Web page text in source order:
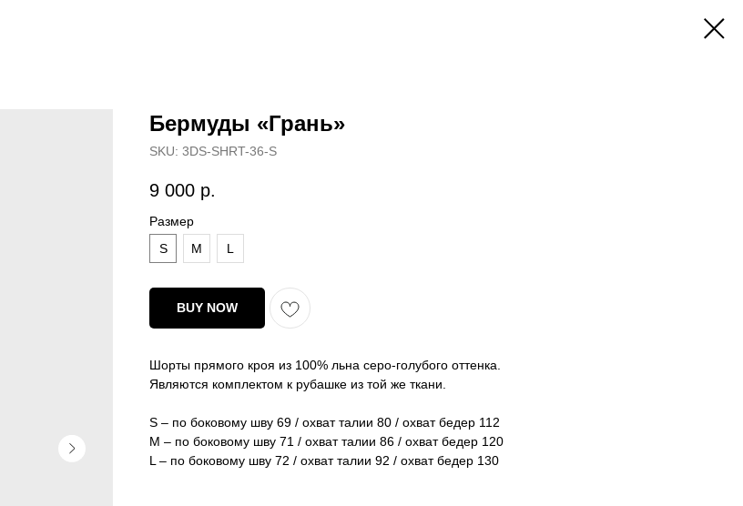
Бермуды «Грань»
SKU: 3DS-SHRT-36-S
9 000 р.
Размер
S
M L
BUY NOW
Шорты прямого кроя из 100% льна серо-голубого оттенка.
Являются комплектом к рубашке из той же ткани.
S – по боковому шву 69 / охват талии 80 / охват бедер 112
M – по боковому шву 71 / охват талии 86 / охват бедер 120
L – по боковому шву 72 / охват талии 92 / охват бедер 130